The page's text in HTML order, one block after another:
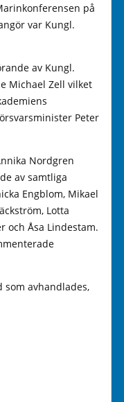
på
var Kungl.
av Kungl.
Michael Zell vilket
Peter
Nordgren
av samtliga
Engblom, Mikael
Lotta
och Åsa Lindestam.
som avhandlades,